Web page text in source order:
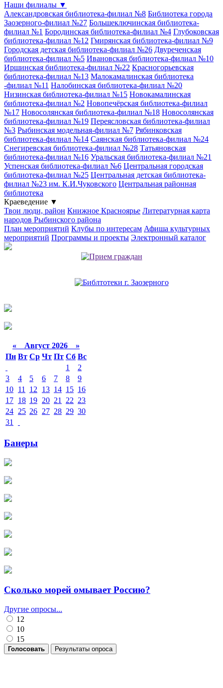
Наши филиалы ▼
Александровская библиотека-филиал №8 Библиотека города
Заозерного-филиал №27 Большеключинская библиотека-
филиал №1 Бородинская библиотека-филиал №4 Глубоковская
библиотека-филиал №12 Гмирянская библиотека-филиал №9
Городская детская библиотека-филиал №26 Двуреченская
библиотека-филиал №5 Ивановская библиотека-филиал №10
Иршинская библиотека-филиал №22 Красногорьевская
библиотека-филиал №13 Малокамалинская библиотека
-филиал №11 Налобинская библиотека-филиал №20
Низинская библиотека-филиал №15 Новокамалинская
библиотека-филиал №2 Новопечёрская библиотека-филиал
№17 Новосолянская библиотека-филиал №18 Новосолянская
библиотека-филиал №19 Переясловская библиотека-филиал
№3 Рыбинская модельная-филиал №7 Рябинковская
библиотека-филиал №14 Саянская библиотека-филиал №24
Снегиревская библиотека-филиал №28 Татьяновская
библиотека-филиал №16 Уральская библиотека-филиал №21
Успенская библиотека-филиал №6 Центральная городская
библиотека-филиал №25 Центральная детская библиотека-
филиал №23 им. К.И.Чуковского Центральная районная
библиотека
Краеведение ▼
Твои люди, район Книжное Красноярье Литературная карта
народов Рыбинского района
План мероприятий Клубы по интересам Афиша культурных
мероприятий Программы и проекты Электронный каталог
« Август 2026 »
Пн Вт Ср Чт Пт Сб Вс
1
2
3
4 5 6 7 8
9
10 11 12 13 14 15 16
17 18 19 20 21 22 23
24 25 26 27 28 29 30
31
Банеры
Сколько морей омывает Россию?
Другие опросы...
12
10
15
Голосовать Результаты опроса